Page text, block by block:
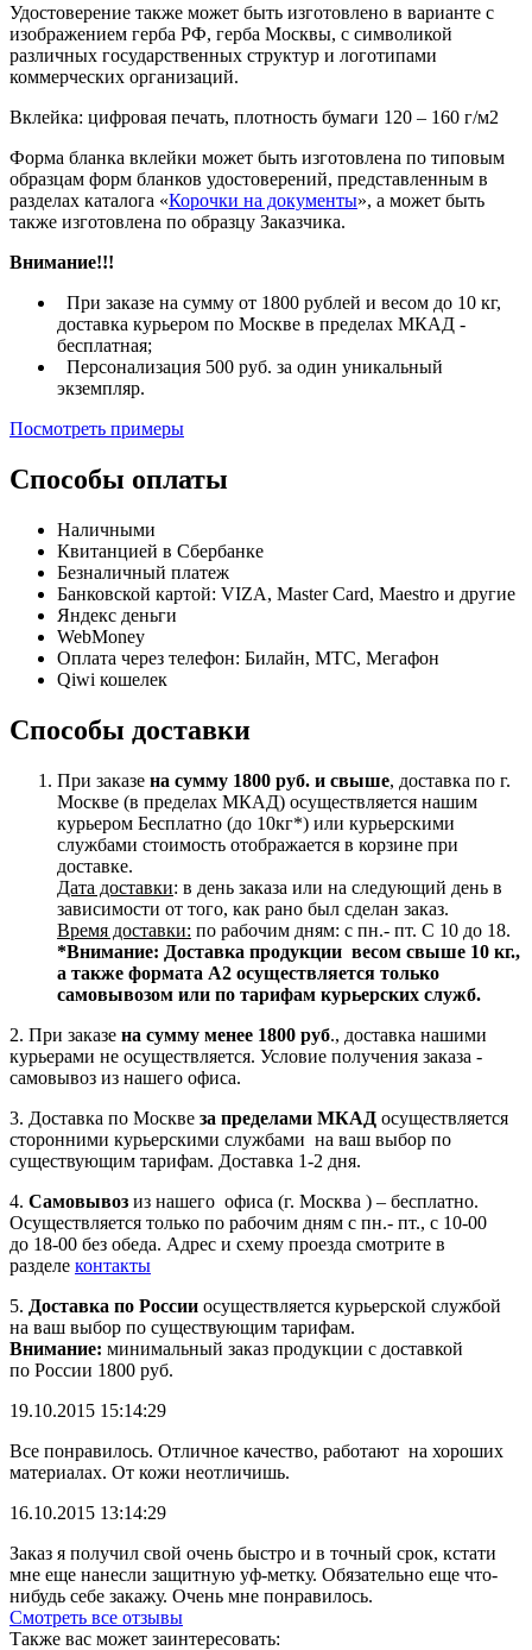
Удостоверение также может быть изготовлено в варианте с
изображением герба РФ, герба Москвы, с символикой
различных государственных структур и логотипами
коммерческих организаций.
Вклейка: цифровая печать, плотность бумаги 120 – 160 г/м2
Форма бланка вклейки может быть изготовлена по типовым
образцам форм бланков удостоверений, представленным в
разделах каталога «Корочки на документы», а может быть
также изготовлена по образцу Заказчика.
Внимание!!!
При заказе на сумму от 1800 рублей и весом до 10 кг,
доставка курьером по Москве в пределах МКАД -
бесплатная;
Персонализация 500 руб. за один уникальный
экземпляр.
Посмотреть примеры
Способы оплаты
Наличными
Квитанцией в Сбербанке
Безналичный платеж
Банковской картой: VIZA, Master Card, Maestro и другие
Яндекс деньги
WebMoney
Оплата через телефон: Билайн, МТС, Мегафон
Qiwi кошелек
Способы доставки
При заказе на сумму 1800 руб. и свыше, доставка по г.
Москве (в пределах МКАД) осуществляется нашим
курьером Бесплатно (до 10кг*) или курьерскими
службами стоимость отображается в корзине при
доставке.
Дата доставки: в день заказа или на следующий день в
зависимости от того, как рано был сделан заказ.
Время доставки: по рабочим дням: с пн.- пт. С 10 до 18.
*Внимание: Доставка продукции весом свыше 10 кг.,
а также формата А2 осуществляется только
самовывозом или по тарифам курьерских служб.
2. При заказе на сумму менее 1800 руб., доставка нашими
курьерами не осуществляется. Условие получения заказа -
самовывоз из нашего офиса.
3. Доставка по Москве за пределами МКАД осуществляется
сторонними курьерскими службами на ваш выбор по
существующим тарифам. Доставка 1-2 дня.
4. Самовывоз из нашего офиса (г. Москва ) – бесплатно.
Осуществляется только по рабочим дням с пн.- пт., с 10-00
до 18-00 без обеда. Адрес и схему проезда смотрите в
разделе контакты
5. Доставка по России осуществляется курьерской службой
на ваш выбор по существующим тарифам.
Внимание: минимальный заказ продукции с доставкой
по России 1800 руб.
19.10.2015 15:14:29
Все понравилось. Отличное качество, работают на хороших
материалах. От кожи неотличишь.
16.10.2015 13:14:29
Заказ я получил свой очень быстро и в точный срок, кстати
мне еще нанесли защитную уф-метку. Обязательно еще что-
нибудь себе закажу. Очень мне понравилось.
Смотреть все отзывы
Также вас может заинтересовать: